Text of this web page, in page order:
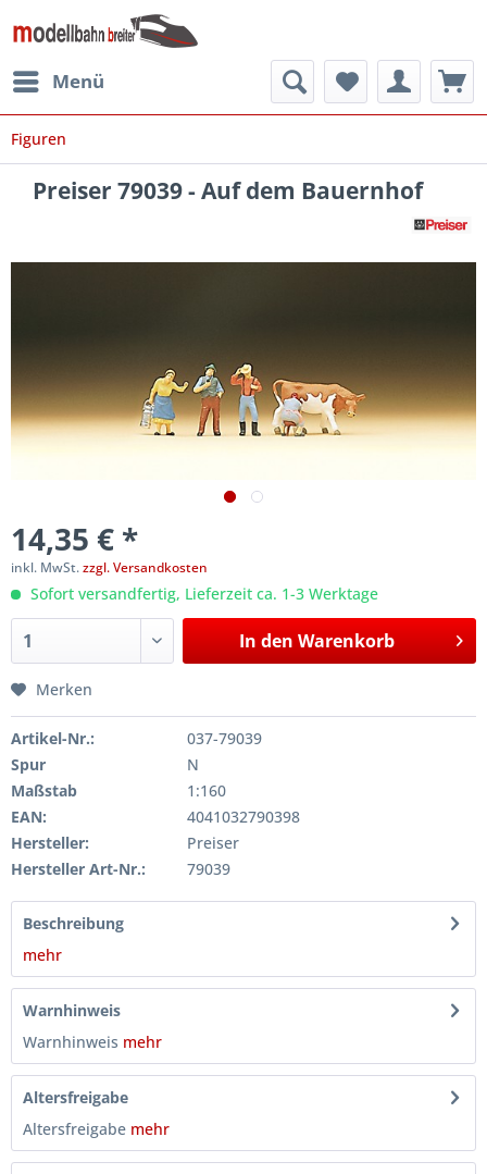
Menü
Figuren
Preiser 79039 - Auf dem Bauernhof
14,35 € *
inkl. MwSt.zzgl. Versandkosten
Sofort versandfertig, Lieferzeit ca. 1-3 Werktage
In den Warenkorb
Merken
Artikel-Nr.:
037-79039
Spur
N
Maßstab
1:160
EAN:
4041032790398
Hersteller:
Preiser
Hersteller Art-Nr.:
79039
Beschreibung
mehr
Warnhinweis
Warnhinweis mehr
Altersfreigabe
Altersfreigabe mehr